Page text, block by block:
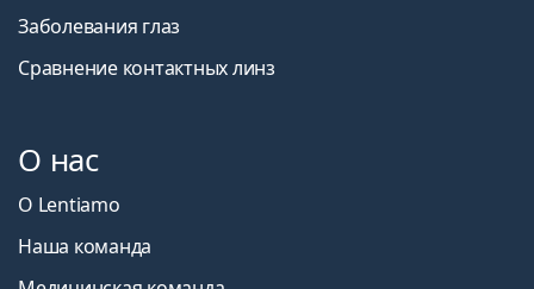
Заболевания глаз
Сравнение контактных линз
О нас
О Lentiamo
Наша команда